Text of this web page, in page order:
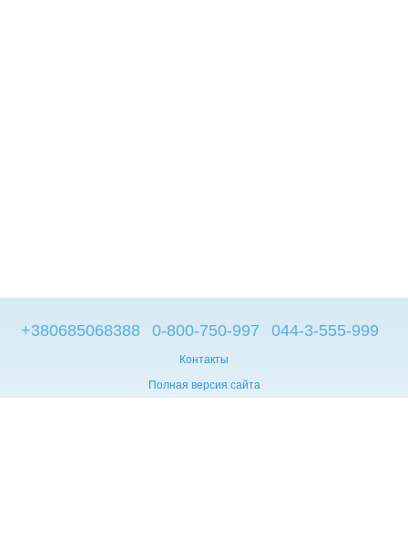
+380685068388 0-800-750-997 044-3-555-999
Контакты
Полная версия сайта